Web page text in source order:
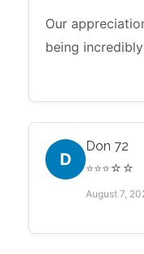
Our
being
D
Don 72
⭐⭐⭐☆☆
August 7,